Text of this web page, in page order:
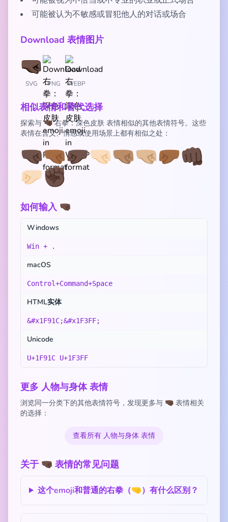
可能被认为不敏感或冒犯他人的对话或场合
Download 表情图片
SVG PNG WEBP
相似表情和替代选择
探索与 🤜🏿 右拳：深色皮肤 表情相似的其他表情符号。这些
表情在含义、情感或使用场景上都有相似之处：
🤜🏿🤜🏾🤛🏿🤜🏻🤜🏽🤜🏼🤛🏾👊🏿
🤛🏻✊🏿
如何输入 🤜🏿
Windows
Win + .
macOS
Control+Command+Space
HTML实体
&#x1F91C;&#x1F3FF;
Unicode
U+1F91C U+1F3FF
更多 人物与身体 表情
浏览同一分类下的其他表情符号，发现更多与 🤜🏿 表情相关
的选择：
查看所有 人物与身体 表情
关于 🤜🏿 表情的常见问题
这个emoji和普通的右拳（🤜）有什么区别？